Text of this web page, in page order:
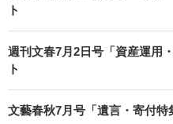
ト
週刊文春7月2日号「資産運用
ト
文藝春秋7月号「遺言・寄付特